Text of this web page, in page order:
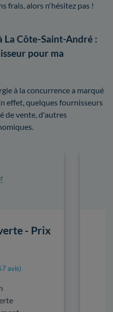
frais, alors n'hésitez pas !
La Côte-Saint-André :
pour ma
à la concurrence a marqué
effet, quelques fournisseurs
de vente, d'autres
- Prix
avis)